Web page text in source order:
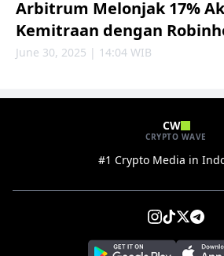
Arbitrum Melonjak 17%
Kemitraan dengan
June 30, 2025 | 14:04 WIB
CW
CRYPTO WAVE
#1 Crypto Media in